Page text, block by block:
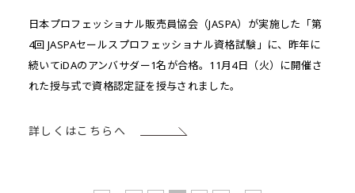
日本プロフェッショナル販売員協会（JASPA）が実施した「第
4回 JASPAセールスプロフェッショナル資格試験」に、昨年に
続いてiDAのアンバサダー1名が合格。11月4日（火）に開催さ
れた授与式で資格認定証を授与されました。
詳しくはこちらへ